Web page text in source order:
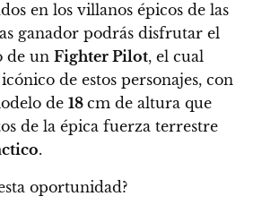
en los villanos épicos de las
ganador podrás disfrutar el
de un Fighter Pilot, el cual
de estos personajes, con
de 18 cm de altura que
de la épica fuerza terrestre
.
oportunidad?